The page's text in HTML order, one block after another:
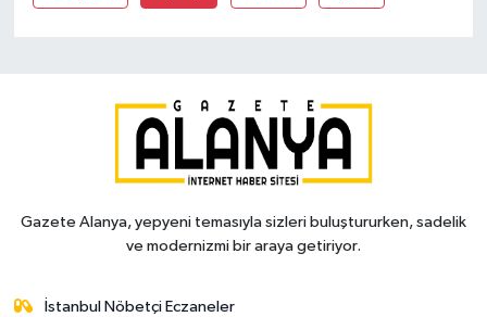
Gazete Alanya, yepyeni temasıyla sizleri buluştururken, sadelik
ve modernizmi bir araya getiriyor.
İstanbul Nöbetçi Eczaneler